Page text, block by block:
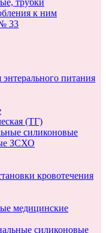
трубки
к ним
33
питания
(ТГ)
силиконовые
ЗСХО
кровотечения
медицинские
силиконовые